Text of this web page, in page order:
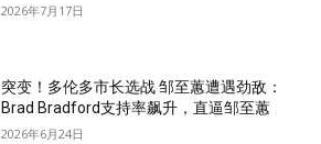
2026年7月17日
突变！多伦多市长选战 邹至蕙遭遇劲敌：
Brad Bradford支持率飙升，直逼邹至蕙
2026年6月24日